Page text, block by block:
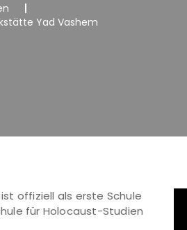
Yad Vashem
offiziell als erste Schule
für Holocaust-Studien